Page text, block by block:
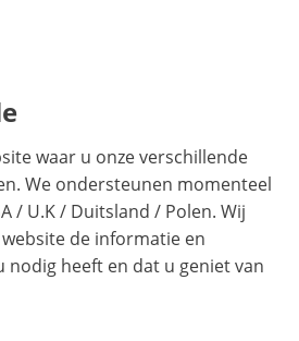
waar u onze verschillende
We ondersteunen momenteel
/ U.K/ Duitsland / Polen. Wij
de informatie en
heeft en dat u geniet van